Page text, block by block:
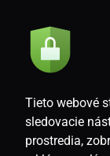
Súhlasím so
SK
Tieto webové
sledovacie
prostredia,